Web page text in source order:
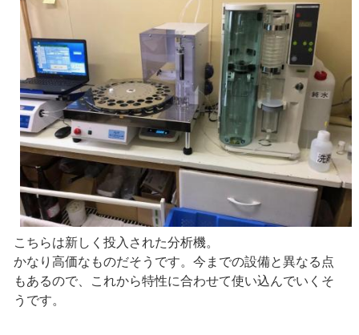
こちらは新しく投入された分析機。
かなり高価なものだそうです。今までの設備と異なる点
もあるので、これから特性に合わせて使い込んでいくそ
うです。